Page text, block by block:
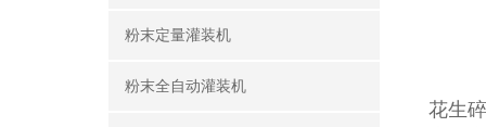
粉末定量灌装机
粉末全自动灌装机
花生